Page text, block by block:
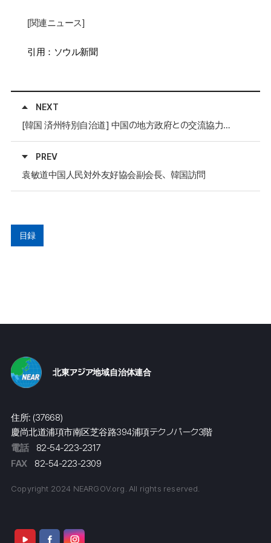
[関連ニュース]
引用：ソウル新聞
NEXT
[韓国 済州特別自治道] 中国の地方政府との交流協力を強化
PREV
袁敏道中国人民対外友好協会副会長、韓国訪問
目録
北東アジア地域自治体連合
住所: (37668)
慶尚北道浦項市南区芝谷路394浦項テクノパーク3階
電話
82-54-223-2317
FAX
82-54-223-2309
Copyright 2024 NEARGOV.org. All rights reserved.